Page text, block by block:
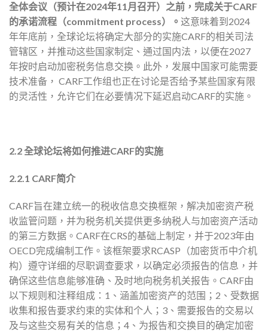
全体会议（预计在2024年11月召开）之前，完成关于CARF
的承诺流程（commitment process）。 这意味着到2024
年年底前，全球论坛将确定大部分的实施CARF的相关司法
管辖区，并推动这些国家制定、通过国内法，以便在2027
年按时启动加密税务信息交换。此外，发展中国家可能需要
技术准备， CARF工作组也正在讨论是否给予某些国家有限
的灵活性，允许它们在必要情况下延迟启动CARF的实施。
2.2 全球论坛将如何推进CARF的实施
2.2.1 CARF简介
CARF旨在建立统一的税收信息交换框架，解决加密资产税
收监管问题，并为税务机关提供更多纳税人与加密资产活动
的第三方数据。CARF在CRS的基础上制定，并于2023年由
OECD完成编制工作。该框架要求RCASP（加密货币中介机
构）遵守详细的尽职调查要求，以确定必须报告的信息，并
确保这些信息能够准确、及时地向税务机关报告。CARF由
以下规则和注释组成：1、涵盖加密资产的范围；2、受数据
收集和报告要求约束的实体和个人；3、需要报告的交易以
及与这些交易有关的信息；4、为报告和交换目的确定加密